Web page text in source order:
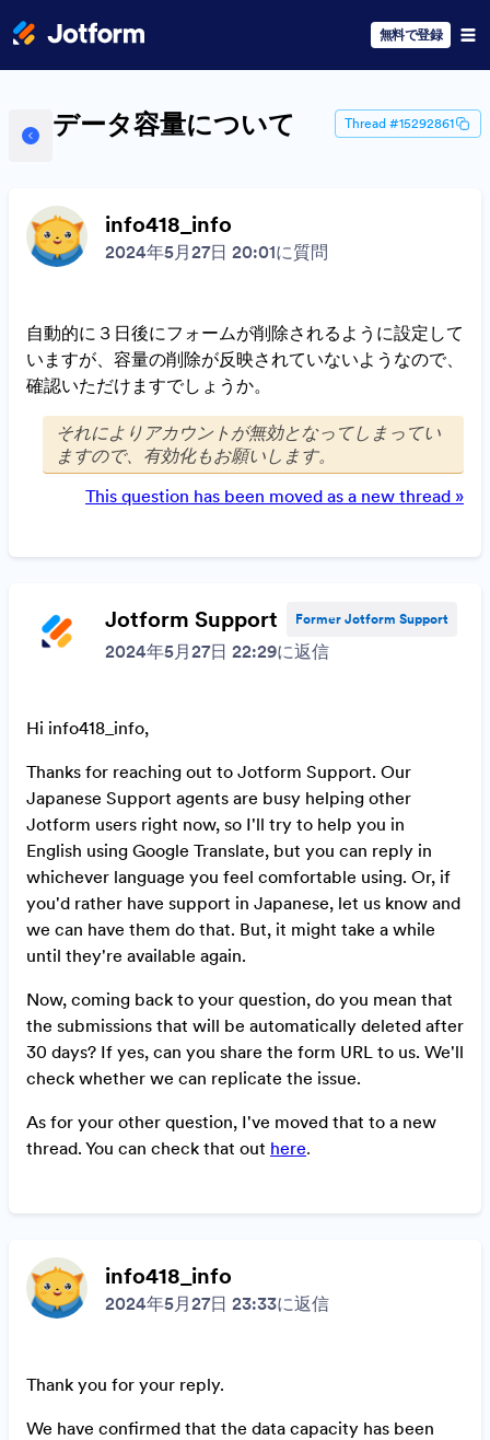
無料で登録
データ容量について Thread #15292861
info418_info
2024年5月27日 20:01に質問
自動的に３日後にフォームが削除されるように設定して
いますが、容量の削除が反映されていないようなので、
確認いただけますでしょうか。
それによりアカウントが無効となってしまってい
ますので、有効化もお願いします。
This question has been moved as a new thread »Q
Jotform Support Former Jotform Support
2024年5月27日 22:29に返信
Hi info418_info,
Thanks for reaching out to Jotform Support. Our
Japanese Support agents are busy helping other
Jotform users right now, so I'll try to help you in
English using Google Translate, but you can reply in
whichever language you feel comfortable using. Or, if
you'd rather have support in Japanese, let us know and
we can have them do that. But, it might take a while
until they're available again.
Now, coming back to your question, do you mean that
the submissions that will be automatically deleted after
30 days? If yes, can you share the form URL to us. We'll
check whether we can replicate the issue.
As for your other question, I've moved that to a new
thread. You can check that out here.
info418_info
2024年5月27日 23:33に返信
Thank you for your reply.
We have confirmed that the data capacity has been